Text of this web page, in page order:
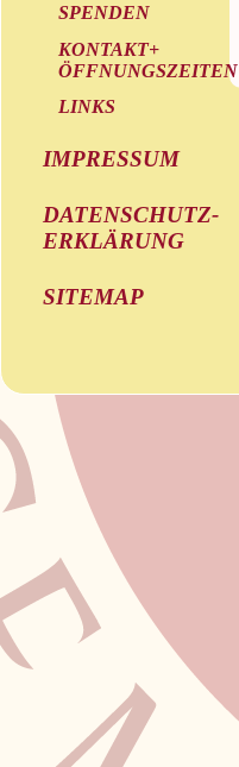
SPENDEN
KONTAKT+
ÖFFNUNGSZEITEN
LINKS
IMPRESSUM
DATENSCHUTZ-
ERKLÄRUNG
SITEMAP